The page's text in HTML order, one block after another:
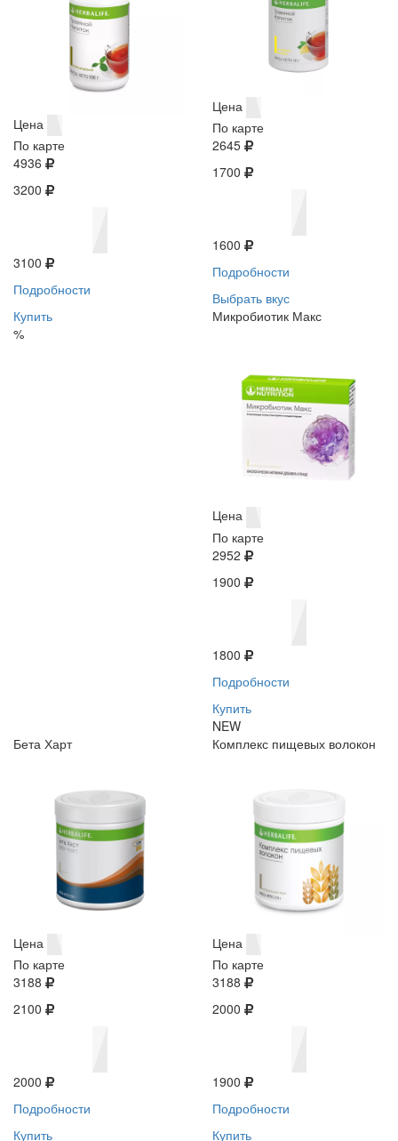
Цена
По карте
4936
3200
3100
Подробности
Купить
%
Цена
По карте
2645
1700
1600
Подробности
Выбрать вкус
Микробиотик Макс
Цена
По карте
2952
1900
1800
Подробности
Купить
NEW
Бета Харт
Цена
По карте
3188
2100
2000
Подробности
Купить
Комплекс пищевых волокон
Цена
По карте
3188
2000
1900
Подробности
Купить